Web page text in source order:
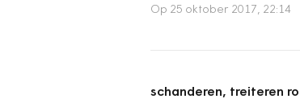
Op 25 oktober 2017, 22:14
schanderen, treiteren